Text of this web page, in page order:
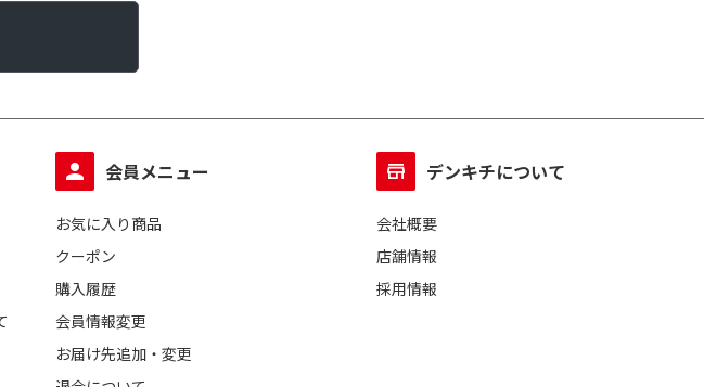
会員メニュー
お気に入り商品
クーポン
購入履歴
会員情報変更
お届け先追加・変更
デンキチについて
会社概要
店舗情報
採用情報